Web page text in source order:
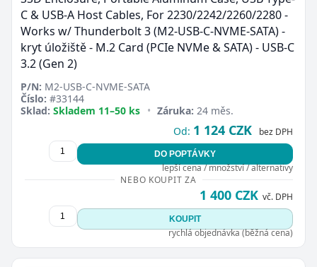
C & USB-A Host Cables, For 2230/2242/2260/2280 -
Works w/ Thunderbolt 3 (M2-USB-C-NVME-SATA) -
kryt úložiště - M.2 Card (PCIe NVMe & SATA) - USB-C
3.2 (Gen 2)
P/N: M2-USB-C-NVME-SATA
Číslo: #33144
Sklad: Skladem 11–50 ks • Záruka: 24 měs.
Od: 1 124 CZK bez DPH
DO POPTÁVKY
lepší cena / množství / alternativy
NEBO KOUPIT ZA
1 400 CZK vč. DPH
KOUPIT
rychlá objednávka (běžná cena)